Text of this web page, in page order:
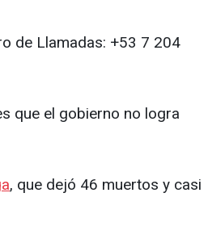
de Llamadas: +53 7 204
que el gobierno no logra
, que dejó 46 muertos y casi